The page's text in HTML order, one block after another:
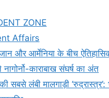
ZONE
Affairs
और आर्मेनिया के बीच
काराबाख संघर्ष का अंत
सबसे लंबी मालगाड़ी